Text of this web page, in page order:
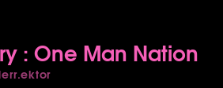
: One Man Nation